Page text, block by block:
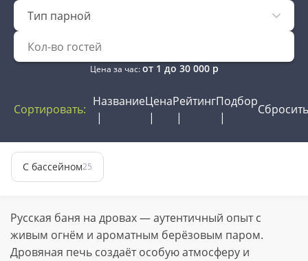
Тип парной
Цена за час:от 1 до 30 000р
Сортировать:
НазваниеЦенаРейтингПодбор
Сбросить
С бассейном25
Русская баня на дровах — аутентичный опыт с
живым огнём и ароматным берёзовым паром.
Дровяная печь создаёт особую атмосферу и